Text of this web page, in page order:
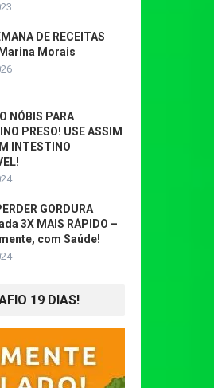
DE RECEITAS
Marina Morais
NÓBIS PARA
PRESO! USE ASSIM
INTESTINO
GORDURA
3X MAIS RÁPIDO –
com Saúde!
19 DIAS!